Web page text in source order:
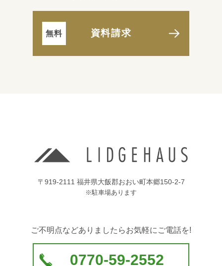
資料請求
〒919-2111 福井県大飯郡おおい町本郷150-2-7
※駐車場あります
ご不明点などありましたらお気軽にご電話を!
0770-59-2552